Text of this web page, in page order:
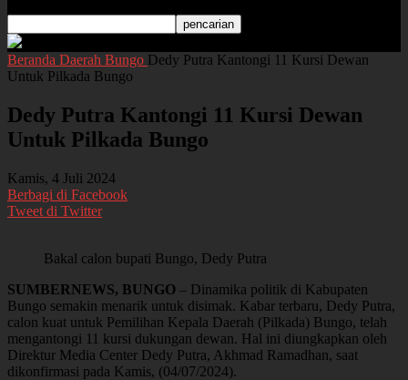
Beranda Daerah Bungo Dedy Putra Kantongi 11 Kursi Dewan
Untuk Pilkada Bungo
Dedy Putra Kantongi 11 Kursi Dewan
Untuk Pilkada Bungo
Kamis, 4 Juli 2024
Berbagi di Facebook
Tweet di Twitter
Bakal calon bupati Bungo, Dedy Putra
SUMBERNEWS, BUNGO – Dinamika politik di Kabupaten
Bungo semakin menarik untuk disimak. Kabar terbaru, Dedy Putra,
calon kuat untuk Pemilihan Kepala Daerah (Pilkada) Bungo, telah
mengantongi 11 kursi dukungan dewan. Hal ini diungkapkan oleh
Direktur Media Center Dedy Putra, Akhmad Ramadhan, saat
dikonfirmasi pada Kamis, (04/07/2024).